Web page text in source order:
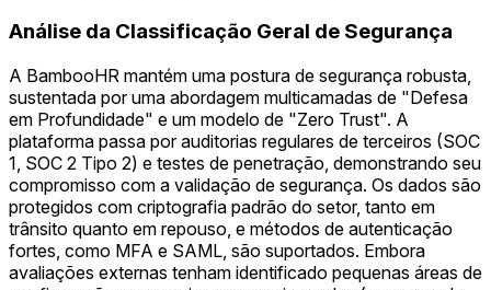
Análise da Classificação Geral de Segurança
A BambooHR mantém uma postura de segurança robusta,
sustentada por uma abordagem multicamadas de "Defesa
em Profundidade" e um modelo de "Zero Trust". A
plataforma passa por auditorias regulares de terceiros (SOC
1, SOC 2 Tipo 2) e testes de penetração, demonstrando seu
compromisso com a validação de segurança. Os dados são
protegidos com criptografia padrão do setor, tanto em
trânsito quanto em repouso, e métodos de autenticação
fortes, como MFA e SAML, são suportados. Embora
avaliações externas tenham identificado pequenas áreas de